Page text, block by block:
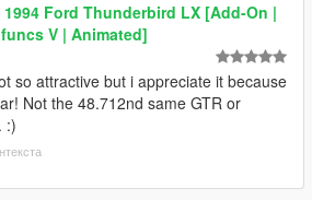
1994 Ford Thunderbird LX [Add-On |
V | Animated]
so attractive but i appreciate it because
Not the 48.712nd same GTR or
:)